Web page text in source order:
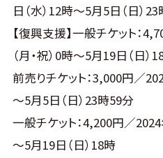
日（水）12時～5月5日（日）
【復興支援】一般チケット：
（月・祝）0時～5月19日（日）
前売りチケット：3,000円／
～5月5日（日）23時59分
一般チケット：4,200円／2024
～5月19日（日）18時